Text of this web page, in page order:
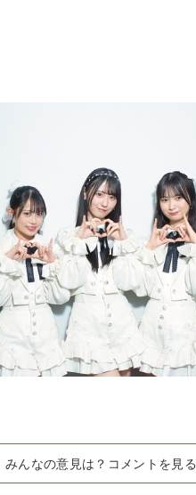
みんなの意見は？コメントを見る